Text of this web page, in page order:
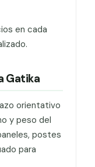
en cada
Gatika
orientativo
y peso del
postes
para